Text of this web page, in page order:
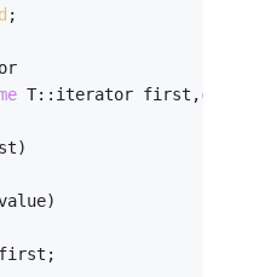
;
T::iterator first,const